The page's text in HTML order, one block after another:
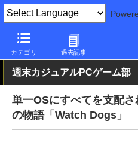
カテゴリ 過去記事
PC Watch ソフトウェア/アプリ
週末カジュアルPCゲーム部
単一OSにすべてを支配
の物語「Watch Dogs」